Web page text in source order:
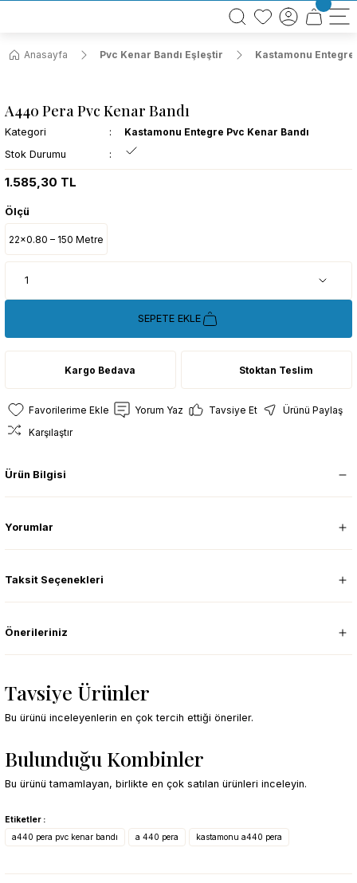
BÜTÜN ALIŞVERİŞLERİNİZDE KARGO BEDAVA!
TÜRKİYE GENELİNDE 10.000 MÜŞTERİ REFERANSI
Anasayfa
Pvc Kenar Bandı Eşleştir Kastamonu Entegre
A440 Pera Pvc Kenar Bandı
Kategori
Kastamonu Entegre Pvc Kenar Bandı
Stok Durumu
1.585,30 TL
Ölçü
22x0.80 – 150 Metre
SEPETE EKLE
Kargo Bedava Stoktan Teslim
Yorum Yaz Tavsiye Et
Ürünü Paylaş
Karşılaştır
Ürün Bilgisi
Yorumlar
Taksit Seçenekleri
Önerileriniz
Tavsiye Ürünler
Bu ürünü inceleyenlerin en çok tercih ettiği öneriler.
Kargo Bedava
Stoktan Teslim
WhiteBlue
Pera Yapışkanlı Vida Tapası
450,00 TL
Bulunduğu Kombinler
Bu ürünü tamamlayan, birlikte en çok satılan ürünleri inceleyin.
Kargo Bedava
Stoktan Teslim
WhiteBlue
A440 Pera Pvc Kenar Bandı
Etiketler :
a440 pera pvc kenar bandı
a 440 pera kastamonu a440 pera